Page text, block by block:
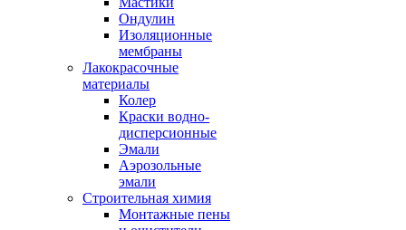
Ондулин
Изоляционные
мембраны
Лакокрасочные
материалы
Колер
Краски водно-
дисперсионные
Эмали
Аэрозольные
эмали
Строительная химия
Монтажные пены